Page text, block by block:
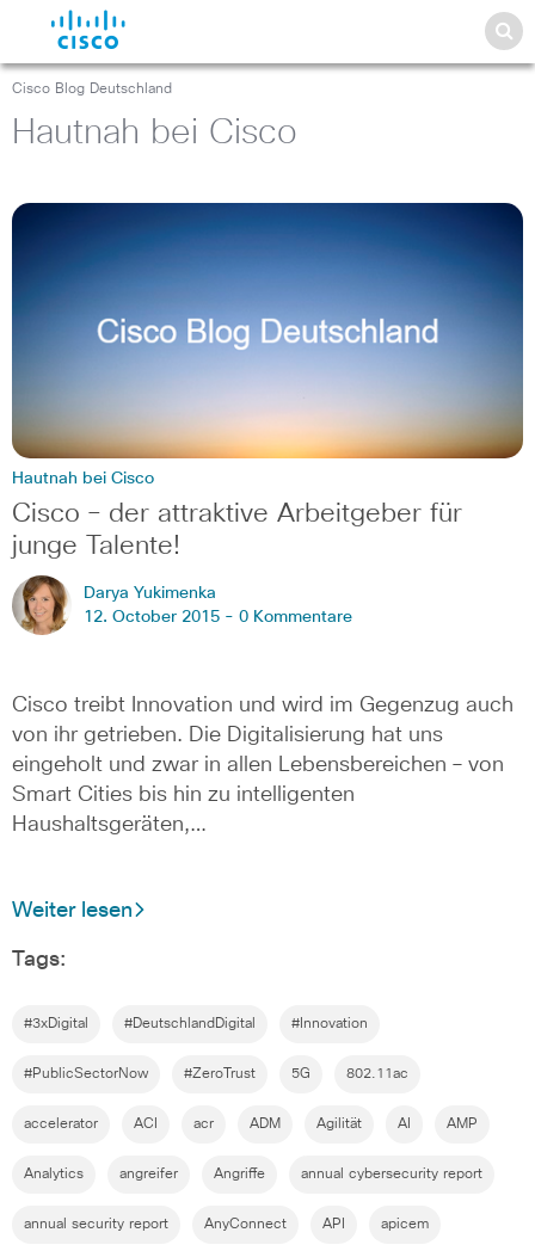
Cisco Blog Deutschland
Hautnah bei Cisco
Hautnah bei Cisco
Cisco – der attraktive Arbeitgeber für
junge Talente!
Darya Yukimenka
12. October 2015 - 0 Kommentare
Cisco treibt Innovation und wird im Gegenzug auch
von ihr getrieben. Die Digitalisierung hat uns
eingeholt und zwar in allen Lebensbereichen – von
Smart Cities bis hin zu intelligenten
Haushaltsgeräten,…
Weiter lesen
Tags:
#3xDigital #DeutschlandDigital #Innovation
#PublicSectorNow #ZeroTrust 5G 802.11ac
accelerator ACI acr ADM Agilität AI AMP
Analytics angreifer Angriffe annual cybersecurity report
annual security report AnyConnect API apicem